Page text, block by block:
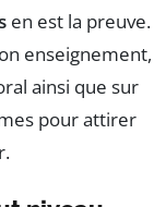
en est la preuve.
enseignement,
ainsi que sur
pour attirer